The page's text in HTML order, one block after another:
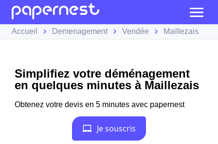
Accueil Demenagement Vendée Maillezais